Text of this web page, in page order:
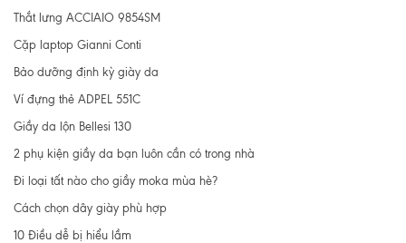
Thắt lưng ACCIAIO 9854SM
Cặp laptop Gianni Conti
Bảo dưỡng định kỳ giày da
Ví đựng thẻ ADPEL 551C
Giầy da lộn Bellesi 130
2 phụ kiện giầy da bạn luôn cần có trong nhà
Đi loại tất nào cho giầy moka mùa hè?
Cách chọn dây giày phù hợp
10 Điều dễ bị hiểu lầm